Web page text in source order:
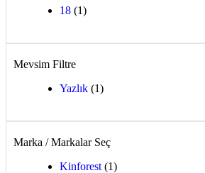
18 (1)
Mevsim Filtre
Yazlık (1)
Marka / Markalar Seç
Kinforest (1)